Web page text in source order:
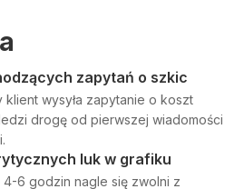
zapytań o szkic
klient wysyła zapytanie o koszt
drogę od pierwszej wiadomości
luk w grafiku
4-6 godzin nagle się zwolni z